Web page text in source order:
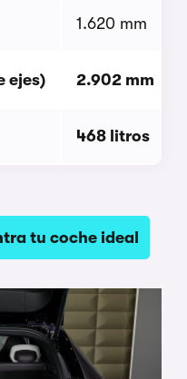
1.620 mm
ejes) 2.902 mm
468 litros
tu coche ideal